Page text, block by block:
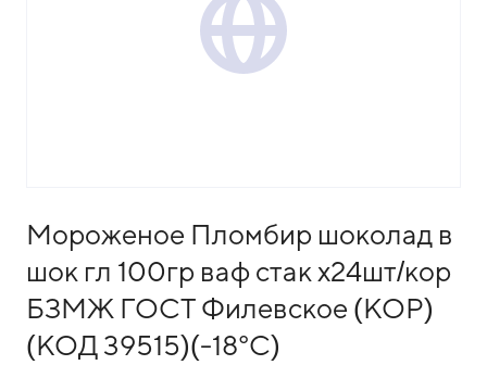
Мороженое Пломбир шоколад в
шок гл 100гр ваф стак х24шт/кор
БЗМЖ ГОСТ Филевское (КОР)
(КОД 39515)(-18°С)